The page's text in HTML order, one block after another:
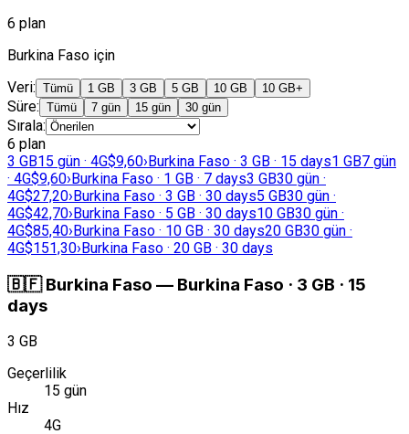
6 plan
Burkina Faso için
Veri: Tümü 1 GB 3 GB 5 GB 10 GB 10 GB+
Süre: Tümü 7 gün 15 gün 30 gün
Sırala:
6 plan
3 GB15 gün · 4G$9,60›Burkina Faso · 3 GB · 15 days1 GB7 gün
· 4G$9,60›Burkina Faso · 1 GB · 7 days3 GB30 gün ·
4G$27,20›Burkina Faso · 3 GB · 30 days5 GB30 gün ·
4G$42,70›Burkina Faso · 5 GB · 30 days10 GB30 gün ·
4G$85,40›Burkina Faso · 10 GB · 30 days20 GB30 gün ·
4G$151,30›Burkina Faso · 20 GB · 30 days
🇧🇫 Burkina Faso — Burkina Faso · 3 GB · 15
days
3 GB
Geçerlilik
15 gün
Hız
4G